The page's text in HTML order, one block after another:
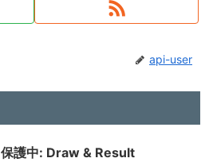
api-user
保護中: Draw & Result